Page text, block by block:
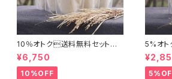
10％オトク送料無料セット
「甘糀プレーン500g×５本」
¥6,750
10%OFF
5%オト
ン